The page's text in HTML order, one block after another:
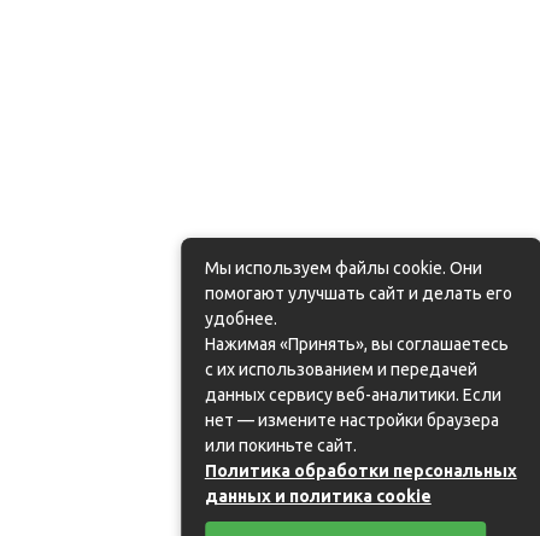
Мы используем файлы cookie. Они
помогают улучшать сайт и делать его
удобнее.
Нажимая «Принять», вы соглашаетесь
с их использованием и передачей
данных сервису веб-аналитики. Если
нет — измените настройки браузера
или покиньте сайт.
Политика обработки персональных
данных и политика cookie